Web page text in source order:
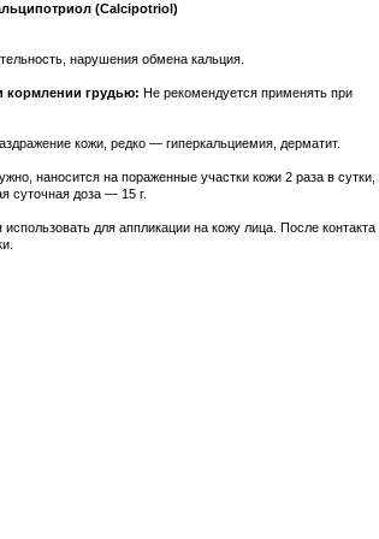
(Calcipotriol)
нарушения обмена кальция.
кормлении грудью: Не рекомендуется применять при
кожи, редко — гиперкальциемия, дерматит.
наносится на пораженные участки кожи 2 раза в сутки,
суточная доза — 15 г.
использовать для аппликации на кожу лица. После